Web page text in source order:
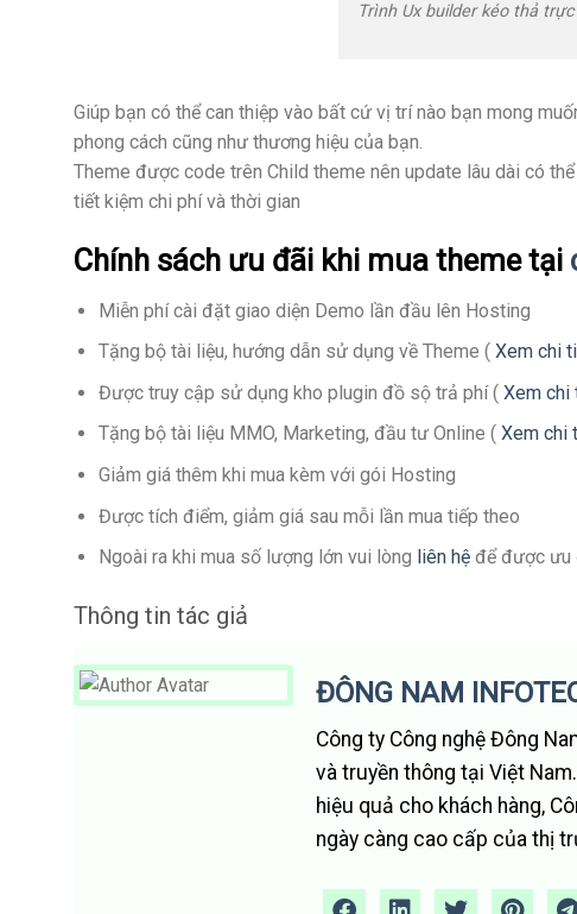
Trình Ux builder kéo thả
Giúp bạn có thể can thiệp vào bất cứ vị trí nào bạn mong
phong cách cũng như thương hiệu của bạn.
Theme được code trên Child theme nên update lâu dài có
tiết kiệm chi phí và thời gian
Chính sách ưu đãi khi mua theme tại
Miễn phí cài đặt giao diện Demo lần đầu lên Hosting
Tặng bộ tài liệu, hướng dẫn sử dụng về Theme ( Xem chi
Được truy cập sử dụng kho plugin đồ sộ trả phí ( Xem chi
Tặng bộ tài liệu MMO, Marketing, đầu tư Online ( Xem chi
Giảm giá thêm khi mua kèm với gói Hosting
Được tích điểm, giảm giá sau mỗi lần mua tiếp theo
Ngoài ra khi mua số lượng lớn vui lòng liên hệđể được ưu
Thông tin tác giả
ĐÔNG NAM
Công ty Công nghệ Đông
và truyền thông tại Việt
hiệu quả cho khách hàng,
ngày càng cao cấp của thị